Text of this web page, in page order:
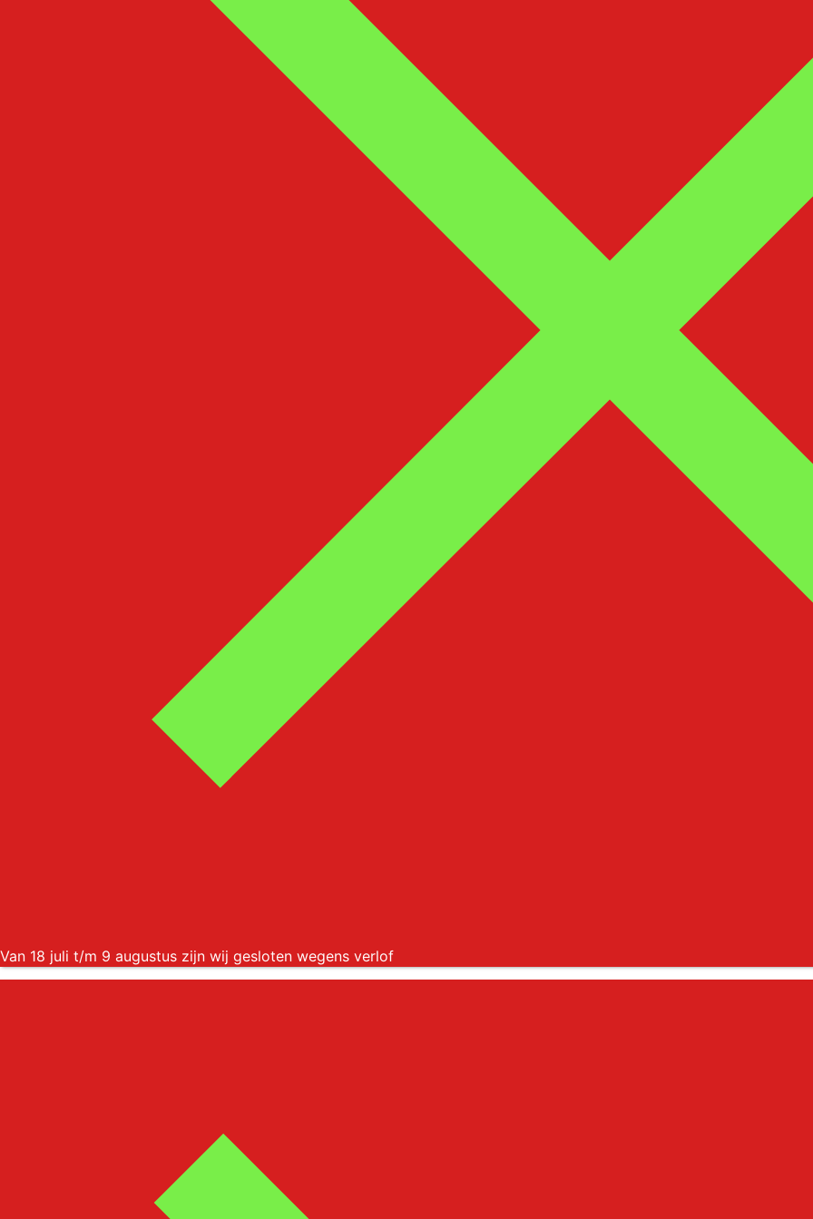
Van 18 juli t/m 9 augustus zijn wij gesloten wegens verlof